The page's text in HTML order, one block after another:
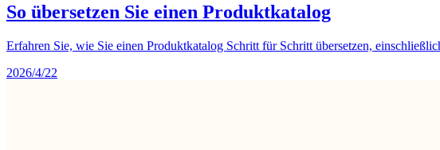
So übersetzen Sie einen Produktkatalog
Erfahren Sie, wie Sie einen Produktkatalog Schritt für Schritt übersetzen,
2026/4/22